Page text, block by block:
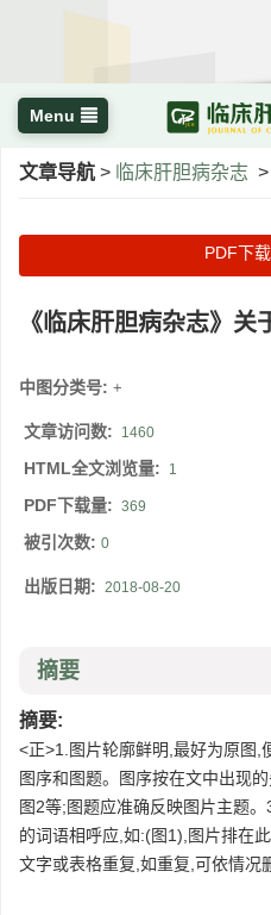
Menu
文章导航 > 临床肝胆病杂志 >
PDF下载
《临床肝胆病杂志》
中图分类号: +
文章访问数: 1460
HTML全文浏览量: 1
PDF下载量: 369
被引次数: 0
出版日期: 2018-08-20
摘要
摘要:
<正>1.图片轮廓鲜明,最好为原图,
图序和图题。图序按在文中出现
图2等;图题应准确反映图片主题
的词语相呼应,如:(图1),图片排在
文字或表格重复,如重复,可依情况